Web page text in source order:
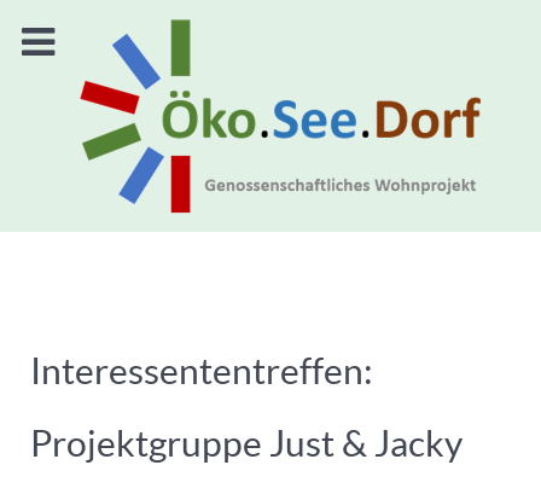
Interessententreffen:
Projektgruppe Just & Jacky